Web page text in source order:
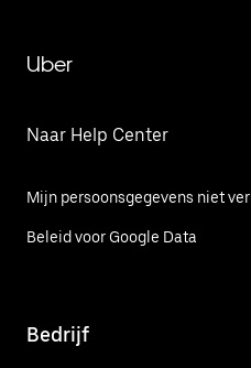
Uber
Naar Help Center
Mijn persoonsgegevens niet
Beleid voor Google Data
Bedrijf